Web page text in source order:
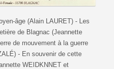
âge (Alain LAURET) - Les
de Blagnac (Jeannette
de mouvement à la guerre
- En souvenir de cette
WEIDKNNET et